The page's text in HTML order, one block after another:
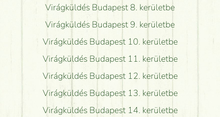
Virágküldés Budapest 8. kerületbe
Virágküldés Budapest 9. kerületbe
Virágküldés Budapest 10. kerületbe
Virágküldés Budapest 11. kerületbe
Virágküldés Budapest 12. kerületbe
Virágküldés Budapest 13. kerületbe
Virágküldés Budapest 14. kerületbe